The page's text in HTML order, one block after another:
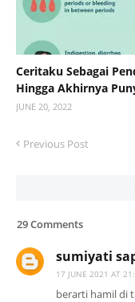
Ceritaku Sebagai
Hingga Akhirnya
JUNE 20, 2022
Previous Post
29 Comments
sumiyati
17 JUNE 2021 AT
berarti hamil di